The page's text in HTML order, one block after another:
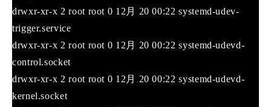
drwxr-xr-x 2 root root 0 12月 20 00:22 systemd-udev-
trigger.service
drwxr-xr-x 2 root root 0 12月 20 00:22 systemd-udevd-
control.socket
drwxr-xr-x 2 root root 0 12月 20 00:22 systemd-udevd-
kernel.socket